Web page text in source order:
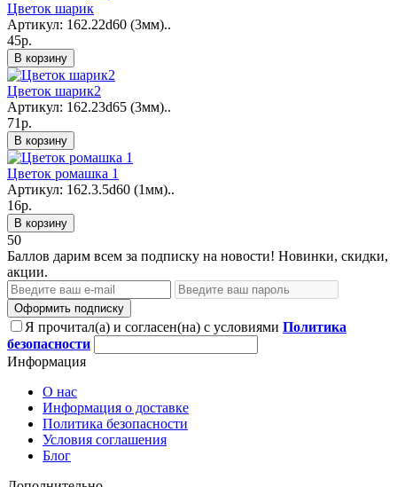
Цветок шарик
Артикул: 162.22d60 (3мм)..
45р.
В корзину
Цветок шарик2
Артикул: 162.23d65 (3мм)..
71р.
В корзину
Цветок ромашка 1
Артикул: 162.3.5d60 (1мм)..
16р.
В корзину
50
Баллов дарим всем за подписку на новости! Новинки, скидки,
акции.
Оформить подписку
Я прочитал(а) и согласен(на) с условиями Политика
безопасности
Информация
О нас
Информация о доставке
Политика безопасности
Условия соглашения
Блог